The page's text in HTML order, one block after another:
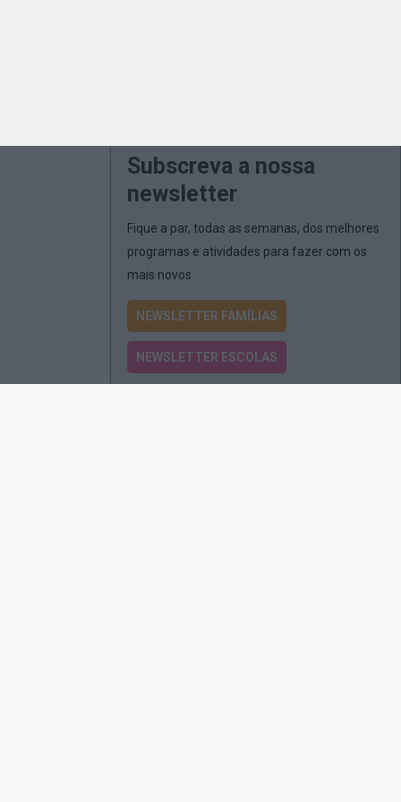
Subscreva a nossa
newsletter
Fique a par, todas as semanas, dos melhores
programas e atividades para fazer com os
mais novos
NEWSLETTER FAMÍLIAS
NEWSLETTER ESCOLAS